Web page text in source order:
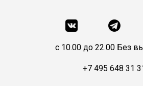
c 10.00 до 22.00 Без
+7 495 648 31